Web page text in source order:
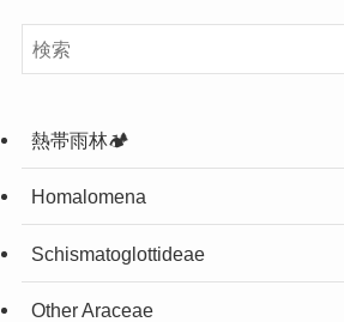
熱帯雨林🏕️
Homalomena
Schismatoglottideae
Other Araceae